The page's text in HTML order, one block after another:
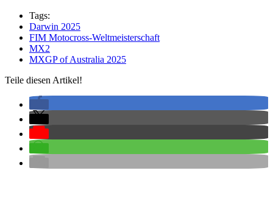
Tags:
Darwin 2025
FIM Motocross-Weltmeisterschaft
MX2
MXGP of Australia 2025
Teile diesen Artikel!